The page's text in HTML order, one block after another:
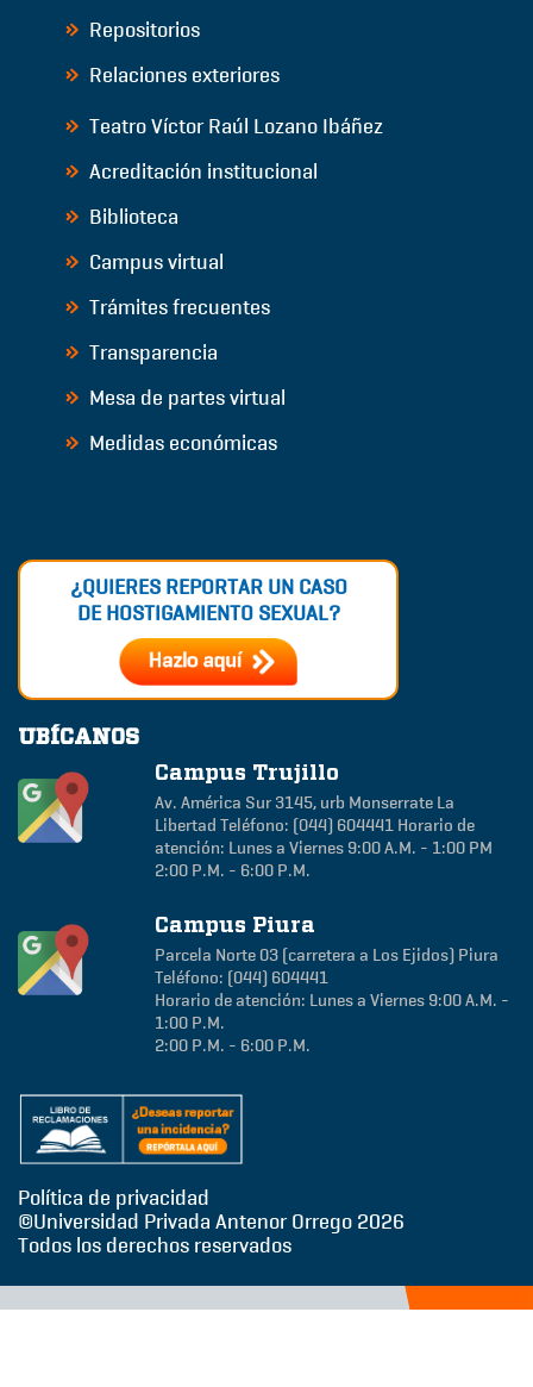
Repositorios
Relaciones exteriores
Teatro Víctor Raúl Lozano Ibáñez
Acreditación institucional
Biblioteca
Campus virtual
Trámites frecuentes
Transparencia
Mesa de partes virtual
Medidas económicas
¿QUIERES REPORTAR UN CASO
DE HOSTIGAMIENTO SEXUAL?
UBÍCANOS
Campus Trujillo
Av. América Sur 3145, urb Monserrate La
Libertad Teléfono: (044) 604441 Horario de
atención: Lunes a Viernes 9:00 A.M. - 1:00 PM
2:00 P.M. - 6:00 P.M.
Campus Piura
Parcela Norte 03 (carretera a Los Ejidos) Piura
Teléfono: (044) 604441
Horario de atención: Lunes a Viernes 9:00 A.M. -
1:00 P.M.
2:00 P.M. - 6:00 P.M.
Política de privacidad
©Universidad Privada Antenor Orrego 2026
Todos los derechos reservados